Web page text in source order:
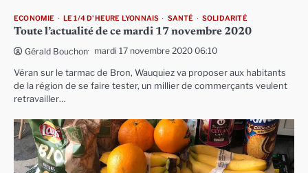
ECONOMIE LE 1/4 D'HEURE LYONNAIS SANTÉ SOLIDARITÉ
Toute l’actualité de ce mardi 17 novembre 2020
Gérald Bouchon mardi 17 novembre 2020 06:10
Véran sur le tarmac de Bron, Wauquiez va proposer aux habitants
de la région de se faire tester, un millier de commerçants veulent
retravailler…